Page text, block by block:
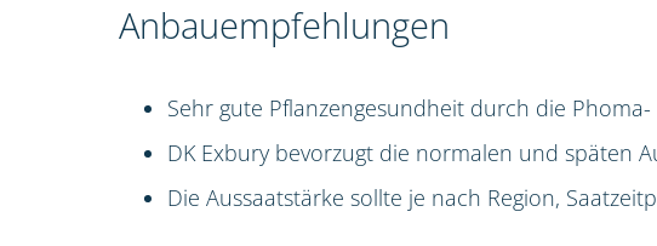
Anbauempfehlungen
Sehr gute Pflanzengesundheit durch die
DK Exbury bevorzugt die normalen und späten
Die Aussaatstärke sollte je nach Region,